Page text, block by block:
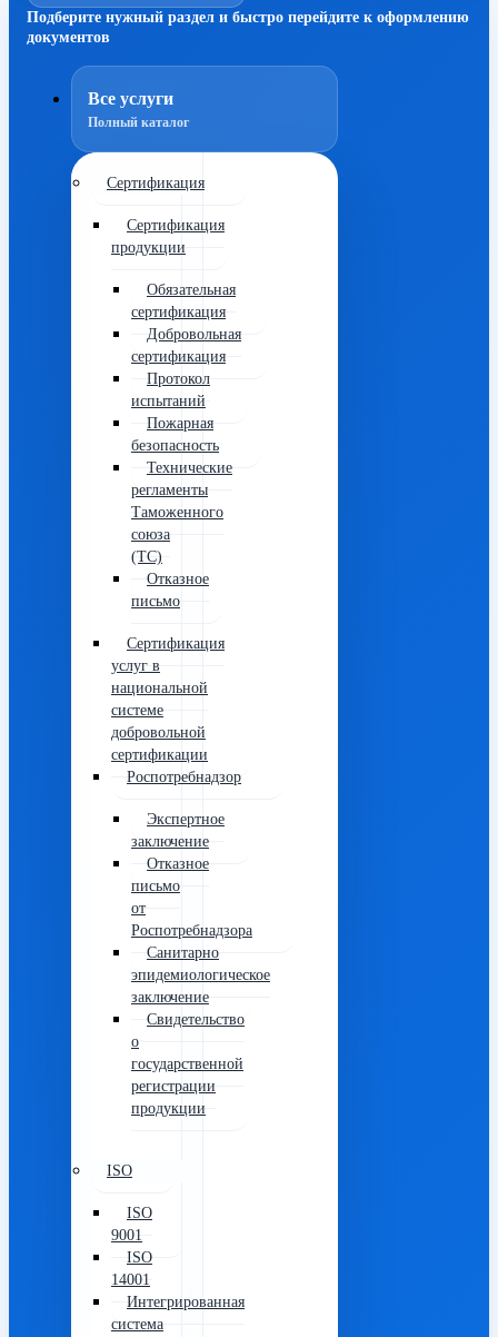
Подберите нужный раздел и быстро перейдите к оформлению
документов
Все услуги
Полный каталог
Сертификация
Сертификация
продукции
Обязательная
сертификация
Добровольная
сертификация
Протокол
испытаний
Пожарная
безопасность
Технические
регламенты
Таможенного
союза
(ТС)
Отказное
письмо
Сертификация
услуг в
национальной
системе
добровольной
сертификации
Роспотребнадзор
Экспертное
заключение
Отказное
письмо
от
Роспотребнадзора
Санитарно
эпидемиологическое
заключение
Свидетельство
о
государственной
регистрации
продукции
ISO
ISO
9001
ISO
14001
Интегрированная
система